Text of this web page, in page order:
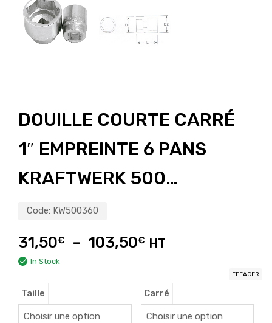
DOUILLE COURTE CARRÉ
1″ EMPREINTE 6 PANS
KRAFTWERK 500…
Code: KW500360
31,50€ – 103,50€ HT
In Stock
Taille Carré
EFFACER